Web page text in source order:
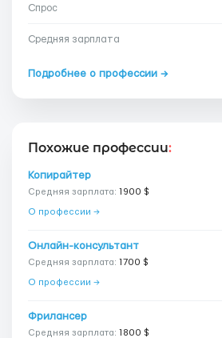
Спрос
Средняя зарплата
Подробнее о профессии →
Похожие профессии:
Копирайтер
Средняя зарплата: 1900 $
О профессии →
Онлайн-консультант
Средняя зарплата: 1700 $
О профессии →
Фрилансер
Средняя зарплата: 1800 $